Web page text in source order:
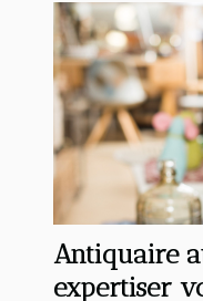
Antiquaire
expertiser